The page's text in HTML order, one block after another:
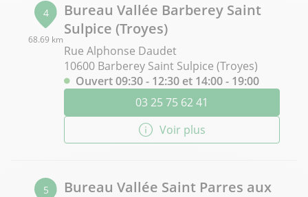
4
68.69 km
Bureau Vallée Barberey Saint
Sulpice (Troyes)
Rue Alphonse Daudet
10600 Barberey Saint Sulpice (Troyes)
Ouvert 09:30 - 12:30 et 14:00 - 19:00
03 25 75 62 41
Voir plus
5
Bureau Vallée Saint Parres aux